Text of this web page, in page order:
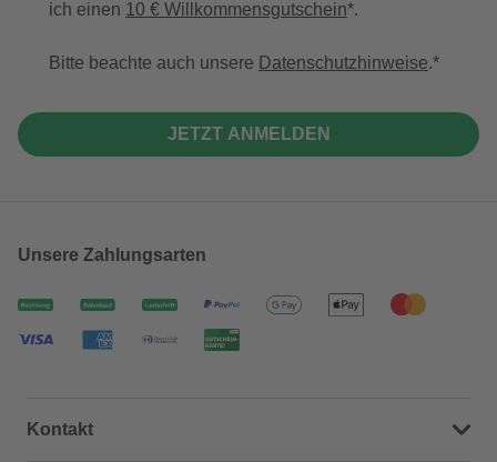
ich einen 10 € Willkommensgutschein*.
Bitte beachte auch unsere Datenschutzhinweise.
JETZT ANMELDEN
Unsere Zahlungsarten
Kontakt